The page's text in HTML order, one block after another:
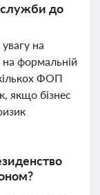
служби до
на
на формальній
ФОП
якщо бізнес